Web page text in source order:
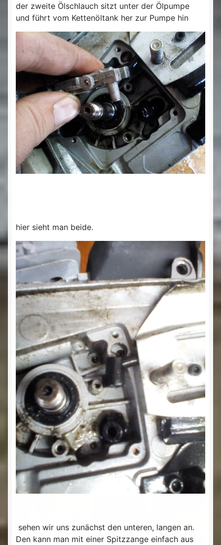
der zweite Ölschlauch sitzt unter der Ölpumpe
und führt vom Kettenöltank her zur Pumpe hin
hier sieht man beide.
sehen wir uns zunächst den unteren, langen an.
Den kann man mit einer Spitzzange einfach aus